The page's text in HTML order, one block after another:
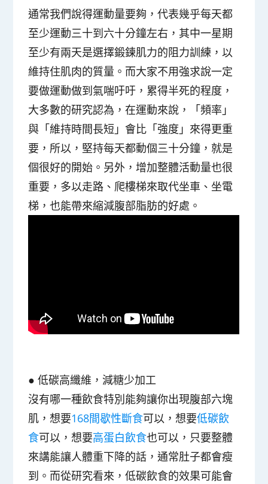
通常我們說得運動量要夠，代表幾乎每天都
至少運動三十到六十分鐘左右，其中一星期
至少有兩天是選擇鍛鍊肌力的阻力訓練，以
維持住肌肉的質量。而大家不用強求說一定
要做運動做到氣喘吁吁，累得半死的程度，
大多數的研究認為，在運動來說，「頻率」
與「維持時間長短」會比「強度」來得更重
要，所以，堅持每天都動個三十分鐘，就是
個很好的開始。另外，增加整體活動量也很
重要，多以走路、爬樓梯來取代坐車、坐電
梯，也能帶來縮減腹部脂肪的好處。
● 低碳高纖維，減糖少加工
沒有哪一種飲食特別能夠讓你出現腹部六塊
肌，想要168間歇性斷食可以，想要低碳飲
食可以，想要高蛋白飲食也可以，只要整體
來講能讓人體重下降的話，通常肚子都會瘦
到。而從研究看來，低碳飲食的效果可能會